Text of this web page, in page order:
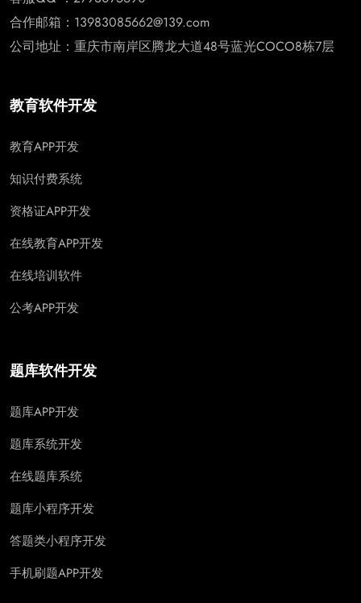
合作邮箱：13983085662@139.com
公司地址：重庆市南岸区腾龙大道48号蓝光COCO8栋7层
教育软件开发
教育APP开发
知识付费系统
资格证APP开发
在线教育APP开发
在线培训软件
公考APP开发
题库软件开发
题库APP开发
题库系统开发
在线题库系统
题库小程序开发
答题类小程序开发
手机刷题APP开发